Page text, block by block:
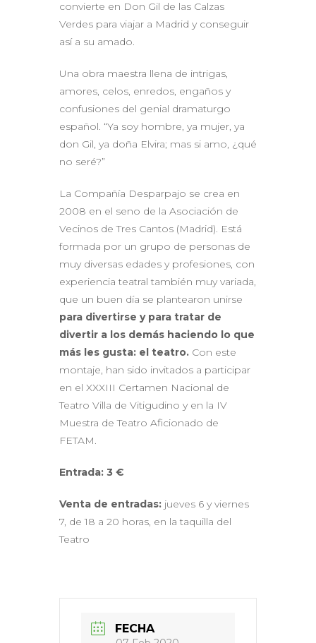
convierte en Don Gil de las Calzas
Verdes para viajar a Madrid y conseguir
así a su amado.
Una obra maestra llena de intrigas,
amores, celos, enredos, engaños y
confusiones del genial dramaturgo
español. “Ya soy hombre, ya mujer, ya
don Gil, ya doña Elvira; mas si amo, ¿qué
no seré?”
La Compañía Desparpajo se crea en
2008 en el seno de la Asociación de
Vecinos de Tres Cantos (Madrid). Está
formada por un grupo de personas de
muy diversas edades y profesiones, con
experiencia teatral también muy variada,
que un buen día se plantearon unirse
para divertirse y para tratar de
divertir a los demás haciendo lo que
más les gusta: el teatro. Con este
montaje, han sido invitados a participar
en el XXXIII Certamen Nacional de
Teatro Villa de Vitigudino y en la IV
Muestra de Teatro Aficionado de
FETAM.
Entrada: 3 €
Venta de entradas: jueves 6 y viernes
7, de 18 a 20 horas, en la taquilla del
Teatro
FECHA